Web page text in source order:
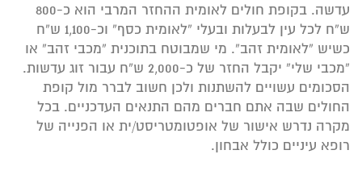
עדשה. בקופת חולים לאומית ההחזר המרבי הוא כ-800
ש”ח לכל עין לבעלות ובעלי “לאומית כסף” וכ-1,100 ש”ח
כשיש “לאומית זהב”. מי שמבוטח בתוכנית “מכבי זהב” או
“מכבי שלי” יקבל החזר של כ-2,000 ש”ח עבור זוג עדשות.
הסכומים עשויים להשתנות ולכן חשוב לברר מול קופת
החולים שבה אתם חברים מהם התנאים העדכניים. בכל
מקרה נדרש אישור של אופטומטריסט/ית או הפנייה של
רופא עיניים כולל אבחון.